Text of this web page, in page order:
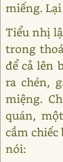
miếng.
Tiểu nhị
trong
để cả lên
ra chén,
miệng.
quán,
cầm
nói: